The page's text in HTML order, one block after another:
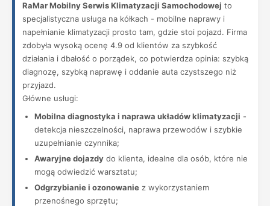
RaMar Mobilny Serwis Klimatyzacji Samochodowej to
specjalistyczna usługa na kółkach - mobilne naprawy i
napełnianie klimatyzacji prosto tam, gdzie stoi pojazd. Firma
zdobyła wysoką ocenę 4.9 od klientów za szybkość
działania i dbałość o porządek, co potwierdza opinia: szybką
diagnozę, szybką naprawę i oddanie auta czystszego niż
przyjazd.
Główne usługi:
Mobilna diagnostyka i naprawa układów klimatyzacji -
detekcja nieszczelności, naprawa przewodów i szybkie
uzupełnianie czynnika;
Awaryjne dojazdy do klienta, idealne dla osób, które nie
mogą odwiedzić warsztatu;
Odgrzybianie i ozonowanie z wykorzystaniem
przenośnego sprzętu;